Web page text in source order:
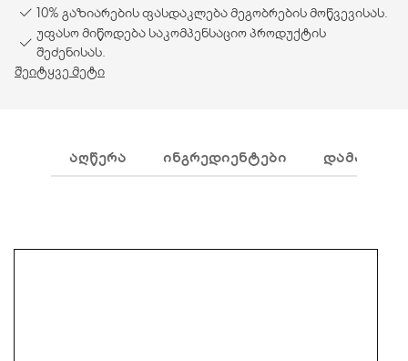
10% გაზიარების ფასდაკლება მეგობრების მოწვევისას.
უფასო მიწოდება საკომპენსაციო პროდუქტის
შეძენისას.
შეიტყვე მეტი
ᲐᲦᲬᲔᲠᲐ ᲘᲜᲒᲠᲔᲓᲘᲔᲜᲢᲔᲑᲘ